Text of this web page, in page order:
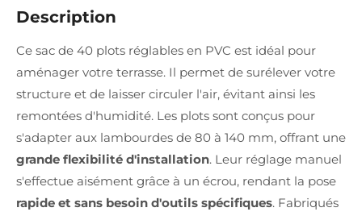
Description
Ce sac de 40 plots réglables en PVC est idéal pour
aménager votre terrasse. Il permet de surélever votre
structure et de laisser circuler l'air, évitant ainsi les
remontées d'humidité. Les plots sont conçus pour
s'adapter aux lambourdes de 80 à 140 mm, offrant une
grande flexibilité d'installation. Leur réglage manuel
s'effectue aisément grâce à un écrou, rendant la pose
rapide et sans besoin d'outils spécifiques. Fabriqués